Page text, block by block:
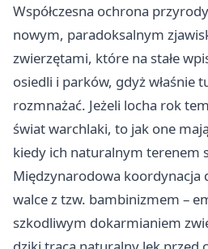
Współczesna ochrona
nowym, paradoksalnym
zwierzętami, które na stałe
osiedli i parków, gdyż właśnie
rozmnażać. Jeżeli locha rok
świat warchlaki, to jak one
kiedy ich naturalnym terenem
Międzynarodowa koordynacja
walce z tzw. bambinizmem –
szkodliwym dokarmianiem